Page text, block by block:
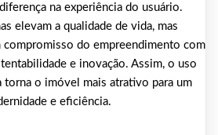
na experiência do usuário.
elevam a qualidade de vida, mas
compromisso do empreendimento com
e inovação. Assim, o uso
o imóvel mais atrativo para um
e eficiência.